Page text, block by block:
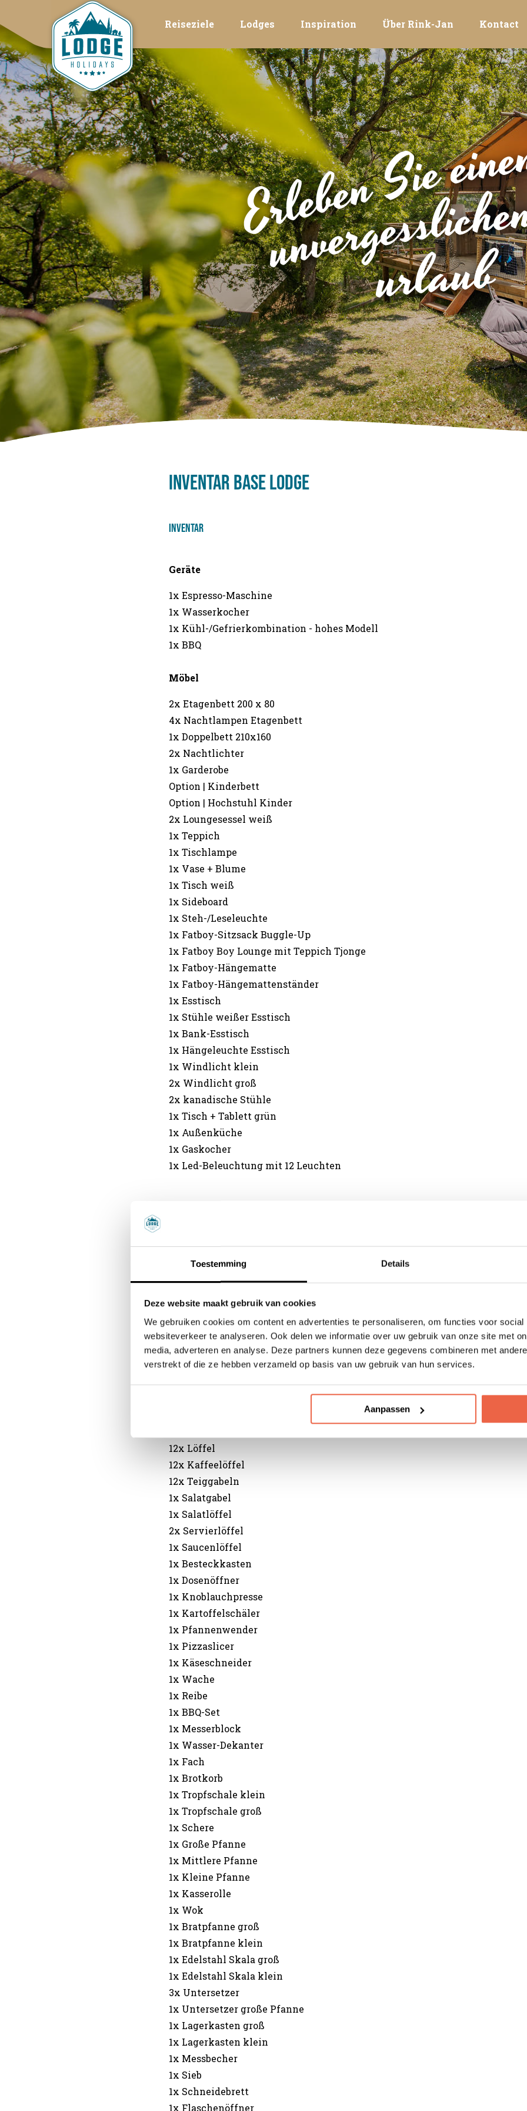
Toestemming Details
Deze website maakt gebruik van cookies
We gebruiken cookies om content en advertenties te personaliseren, om functies voor
websiteverkeer te analyseren. Ook delen we informatie over uw gebruik van onze site met
media, adverteren en analyse. Deze partners kunnen deze gegevens combineren met
verstrekt of die ze hebben verzameld op basis van uw gebruik van hun services.
Aanpassen
Reiseziele Lodges Inspiration Über Rink-Jan Kontact
Inventar Base Lodge
Inventar
Geräte
1x Espresso-Maschine
1x Wasserkocher
1x Kühl-/Gefrierkombination - hohes Modell
1x BBQ
Möbel
2x Etagenbett 200 x 80
4x Nachtlampen Etagenbett
1x Doppelbett 210x160
2x Nachtlichter
1x Garderobe
Option | Kinderbett
Option | Hochstuhl Kinder
2x Loungesessel weiß
1x Teppich
1x Tischlampe
1x Vase + Blume
1x Tisch weiß
1x Sideboard
1x Steh-/Leseleuchte
1x Fatboy-Sitzsack Buggle-Up
1x Fatboy Boy Lounge mit Teppich Tjonge
1x Fatboy-Hängematte
1x Fatboy-Hängemattenständer
1x Esstisch
1x Stühle weißer Esstisch
1x Bank-Esstisch
1x Hängeleuchte Esstisch
1x Windlicht klein
2x Windlicht groß
2x kanadische Stühle
1x Tisch + Tablett grün
1x Außenküche
1x Gaskocher
1x Led-Beleuchtung mit 12 Leuchten
6x Essteller
6x Schalen
6x Kunststoffschalen
6x Plastikbecher
8x Kaffeetassen
4x Espresso-Tassen
8x Teegläser
6x Große Brille
6x Kleine Gläser
12x Löffel
12x Kaffeelöffel
12x Teiggabeln
1x Salatgabel
1x Salatlöffel
2x Servierlöffel
1x Saucenlöffel
1x Besteckkasten
1x Dosenöffner
1x Knoblauchpresse
1x Kartoffelschäler
1x Pfannenwender
1x Pizzaslicer
1x Käseschneider
1x Wache
1x Reibe
1x BBQ-Set
1x Messerblock
1x Wasser-Dekanter
1x Fach
1x Brotkorb
1x Tropfschale klein
1x Tropfschale groß
1x Schere
1x Große Pfanne
1x Mittlere Pfanne
1x Kleine Pfanne
1x Kasserolle
1x Wok
1x Bratpfanne groß
1x Bratpfanne klein
1x Edelstahl Skala groß
1x Edelstahl Skala klein
3x Untersetzer
1x Untersetzer große Pfanne
1x Lagerkasten groß
1x Lagerkasten klein
1x Messbecher
1x Sieb
1x Schneidebrett
1x Flaschenöffner